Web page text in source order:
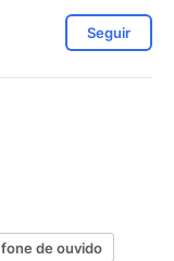
Seguir
fone de ouvido